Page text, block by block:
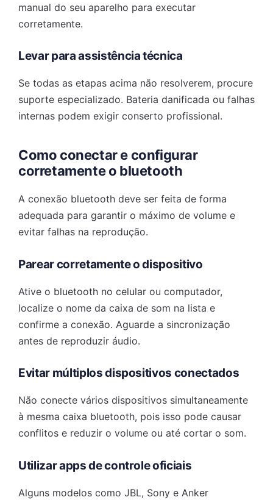
manual do seu aparelho para executar
corretamente.
Levar para assistência técnica
Se todas as etapas acima não resolverem, procure
suporte especializado. Bateria danificada ou falhas
internas podem exigir conserto profissional.
Como conectar e configurar
corretamente o bluetooth
A conexão bluetooth deve ser feita de forma
adequada para garantir o máximo de volume e
evitar falhas na reprodução.
Parear corretamente o dispositivo
Ative o bluetooth no celular ou computador,
localize o nome da caixa de som na lista e
confirme a conexão. Aguarde a sincronização
antes de reproduzir áudio.
Evitar múltiplos dispositivos conectados
Não conecte vários dispositivos simultaneamente
à mesma caixa bluetooth, pois isso pode causar
conflitos e reduzir o volume ou até cortar o som.
Utilizar apps de controle oficiais
Alguns modelos como JBL, Sony e Anker